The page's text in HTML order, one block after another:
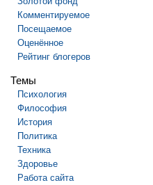
Комментируемое
Посещаемое
Оценённое
Рейтинг блогеров
Темы
Психология
Философия
История
Политика
Техника
Здоровье
Работа сайта